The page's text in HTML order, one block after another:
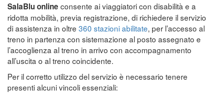
SalaBlu online consente ai viaggiatori con disabilità e a
ridotta mobilità, previa registrazione, di richiedere il servizio
di assistenza in oltre 360 stazioni abilitate, per l’accesso al
treno in partenza con sistemazione al posto assegnato e
l’accoglienza al treno in arrivo con accompagnamento
all’uscita o al treno coincidente.
Per il corretto utilizzo del servizio è necessario tenere
presenti alcuni vincoli essenziali: